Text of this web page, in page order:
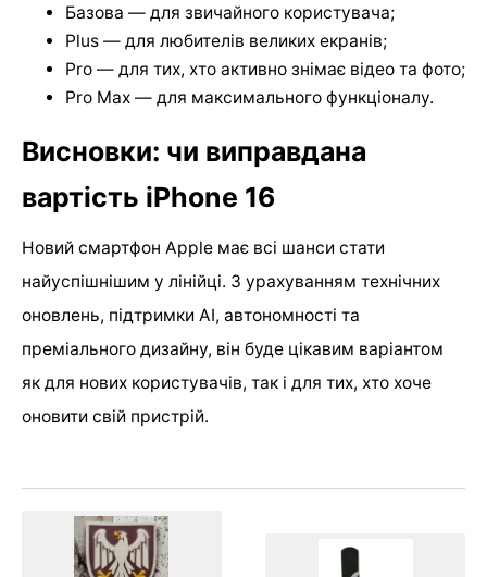
Базова — для звичайного користувача;
Plus — для любителів великих екранів;
Pro — для тих, хто активно знімає відео та фото;
Pro Max — для максимального функціоналу.
Висновки: чи виправдана
вартість iPhone 16
Новий смартфон Apple має всі шанси стати
найуспішнішим у лінійці. З урахуванням технічних
оновлень, підтримки AI, автономності та
преміального дизайну, він буде цікавим варіантом
як для нових користувачів, так і для тих, хто хоче
оновити свій пристрій.